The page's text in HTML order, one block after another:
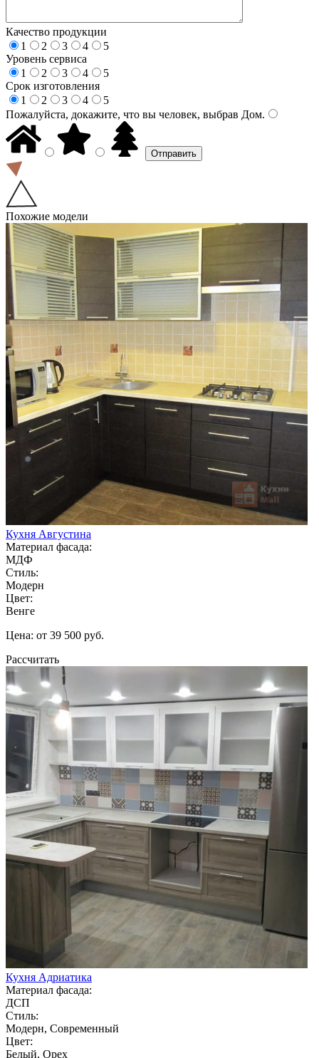
Качество продукции
1
2 3 4
5
Уровень сервиса
1
2 3 4
5
Срок изготовления
1
2 3 4
5
Пожалуйста, докажите, что вы человек, выбрав Дом.
Похожие модели
Кухня Августина
Материал фасада:
МДФ
Стиль:
Модерн
Цвет:
Венге
Цена: от 39 500 руб.
Рассчитать
Кухня Адриатика
Материал фасада:
ДСП
Стиль:
Модерн, Современный
Цвет:
Белый, Орех